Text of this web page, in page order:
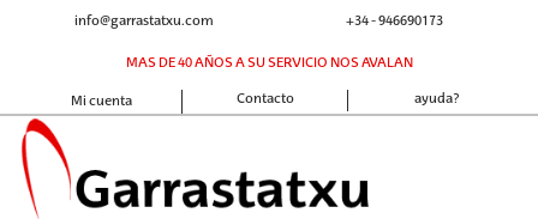
+34 - 946690173
info@garrastatxu.com
MAS DE 40 AÑOS A SU SERVICIO NOS AVALAN
ayuda?
Contacto
Mi cuenta